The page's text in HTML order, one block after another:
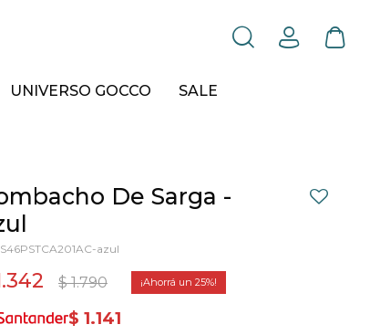
UNIVERSO GOCCO SALE
De Sarga -
S46PSTCA201AC-azul
$ 1.790 25
$ 1.141